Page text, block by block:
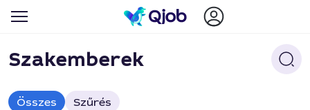
Szakemberek
Összes Szűrés